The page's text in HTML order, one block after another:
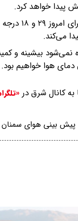
پیدا خواهد کرد.
بیشینه
می‌کند.
هوا خواهیم
به کانال شرق در
پیش بینی هوای سمنان